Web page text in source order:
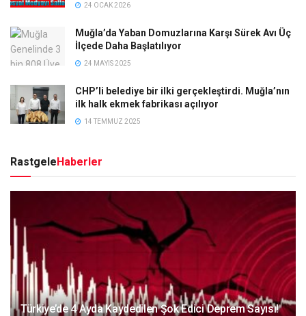
24 OCAK 2026
Muğla’da Yaban Domuzlarına Karşı Sürek Avı Üç
İlçede Daha Başlatılıyor
24 MAYIS 2025
CHP’li belediye bir ilki gerçekleştirdi. Muğla’nın
ilk halk ekmek fabrikası açılıyor
14 TEMMUZ 2025
RastgeleHaberler
Türkiye’de 4 Ayda Kaydedilen Şok Edici Deprem Sayısı!